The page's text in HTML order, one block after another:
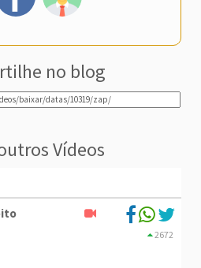
no blog
Vídeos
2672